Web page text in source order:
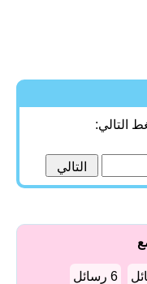
التالي:
6 رسائل